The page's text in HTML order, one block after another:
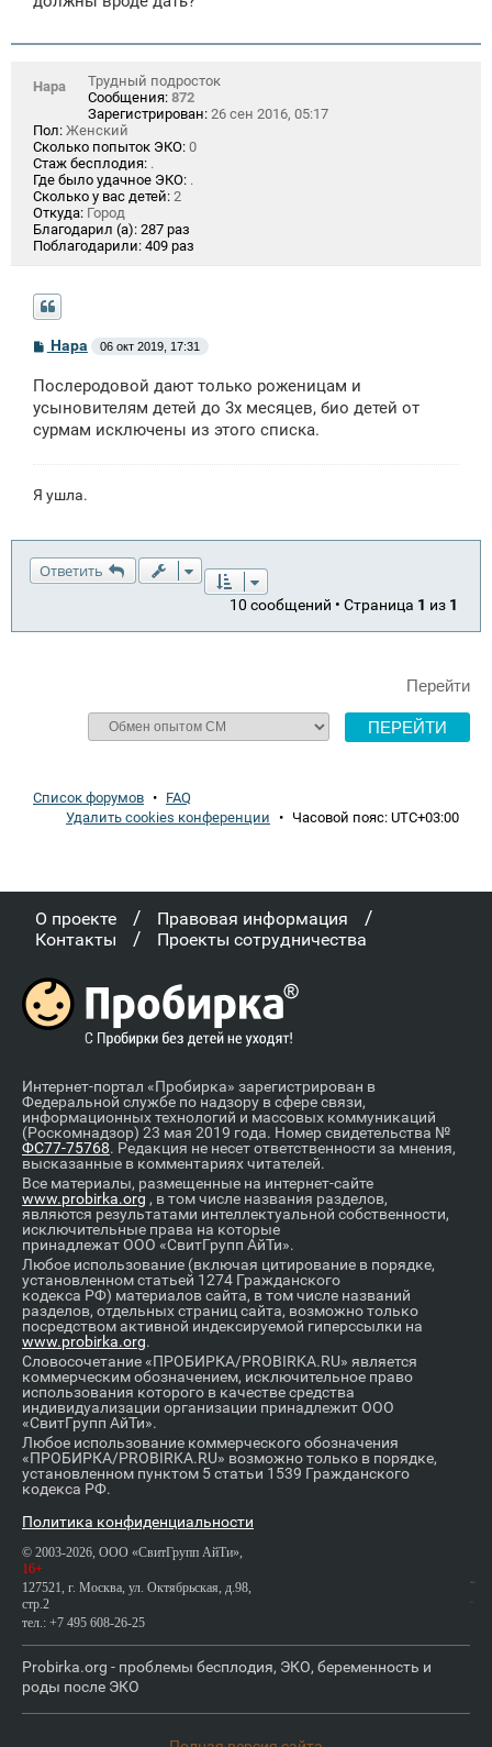
и
Нара
Трудный подросток
Сообщения: 872
Зарегистрирован: 26 сен 2016, 05:17
Пол: Женский
Сколько попыток ЭКО: 0
Стаж бесплодия: .
Где было удачное ЭКО: .
Сколько у вас детей: 2
Откуда: Город
Благодарил (а): 287 раз
Поблагодарили: 409 раз
С
б
щ
н
Нара 06 окт 2019, 17:31
Послеродовой дают только роженицам и
усыновителям детей до 3х месяцев, био детей от
сурмам исключены из этого списка.
Я ушла.
Ответить
10 сообщений • Страница 1 из 1
Перейти
Список форумов • FAQ
Удалить cookies конференции • Часовой пояс: UTC+03:00
О проекте / Правовая информация /
Контакты / Проекты сотрудничества
Интернет-портал «Пробирка» зарегистрирован в
Федеральной службе по надзору в сфере связи,
информационных технологий и массовых коммуникаций
(Роскомнадзор) 23 мая 2019 года. Номер свидетельства №
ФС77-75768. Редакция не несет ответственности за мнения,
высказанные в комментариях читателей.
Все материалы, размещенные на интернет-сайте
www.probirka.org , в том числе названия разделов,
являются результатами интеллектуальной собственности,
исключительные права на которые
принадлежат ООО «СвитГрупп АйТи».
Любое использование (включая цитирование в порядке,
установленном статьей 1274 Гражданского
кодекса РФ) материалов сайта, в том числе названий
разделов, отдельных страниц сайта, возможно только
посредством активной индексируемой гиперссылки на
www.probirka.org.
Словосочетание «ПРОБИРКА/PROBIRKA.RU» является
коммерческим обозначением, исключительное право
использования которого в качестве средства
индивидуализации организации принадлежит ООО
«СвитГрупп АйТи».
Любое использование коммерческого обозначения
«ПРОБИРКА/PROBIRKA.RU» возможно только в порядке,
установленном пунктом 5 статьи 1539 Гражданского
кодекса РФ.
Политика конфиденциальности
© 2003-2026, ООО «СвитГрупп АйТи»,
16+
127521, г. Москва, ул. Октябрьская, д.98,
стр.2
тел.: +7 495 608-26-25
Probirka.org - проблемы бесплодия, ЭКО, беременность и
роды после ЭКО